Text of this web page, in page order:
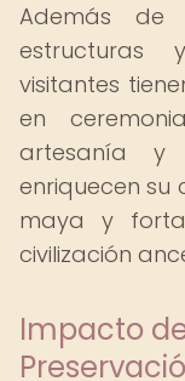
Además de
estructuras
visitantes
en
artesanía y
enriquecen su
maya y
civilización
Impacto